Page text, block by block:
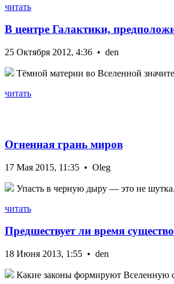
читать
В центре Галактики,
25 Октября 2012, 4:36 • den
Тёмной материи во Вселенной
читать
Огненная грань миров
17 Мая 2015, 11:35 • Oleg
Упасть в черную дыру — это не
читать
Предшествует ли время
18 Июня 2013, 1:55 • den
Какие законы формируют Вселенную